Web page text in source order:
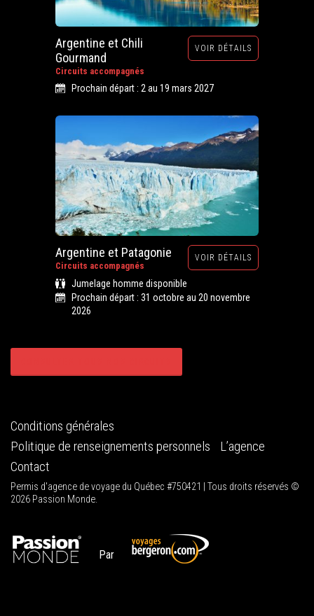
Argentine et Chili
Gourmand
Circuits accompagnés
VOIR DÉTAILS
Prochain départ : 2 au 19 mars 2027
Argentine et Patagonie
Circuits accompagnés
VOIR DÉTAILS
Jumelage homme disponible
Prochain départ : 31 octobre au 20 novembre
2026
Conditions générales
Politique de renseignements personnels
L’agence
Contact
Permis d'agence de voyage du Québec #750421 | Tous droits réservés ©
2026 Passion Monde.
Par